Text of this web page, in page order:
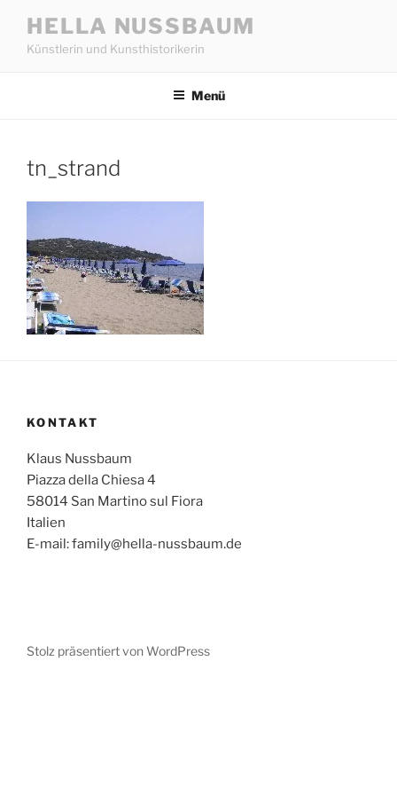
Inhalt
springen
HELLA NUSSBAUM
Künstlerin und Kunsthistorikerin
Menü
tn_strand
KONTAKT
Klaus Nussbaum
Piazza della Chiesa 4
58014 San Martino sul Fiora
Italien
E-mail: family@hella-nussbaum.de
Stolz präsentiert von WordPress